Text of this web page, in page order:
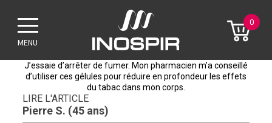
MENU
0
Archives
Marion L. (25 ans)
J’essaie d’arrêter de fumer. Mon pharmacien m’a conseillé
d’utiliser ces gélules pour réduire en profondeur les effets
du tabac dans mon corps.
LIRE L'ARTICLE
Pierre S. (45 ans)